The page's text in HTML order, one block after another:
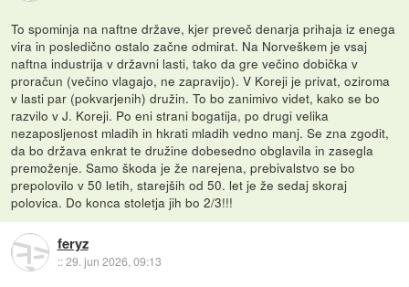
To spominja na naftne države, kjer preveč denarja prihaja iz enega
vira in posledično ostalo začne odmirat. Na Norveškem je vsaj
naftna industrija v državni lasti, tako da gre večino dobička v
proračun (večino vlagajo, ne zapravijo). V Koreji je privat, oziroma
v lasti par (pokvarjenih) družin. To bo zanimivo videt, kako se bo
razvilo v J. Koreji. Po eni strani bogatija, po drugi velika
nezaposljenost mladih in hkrati mladih vedno manj. Se zna zgodit,
da bo država enkrat te družine dobesedno obglavila in zasegla
premoženje. Samo škoda je že narejena, prebivalstvo se bo
prepolovilo v 50 letih, starejših od 50. let je že sedaj skoraj
polovica. Do konca stoletja jih bo 2/3!!!
feryz
::29. jun 2026, 09:13